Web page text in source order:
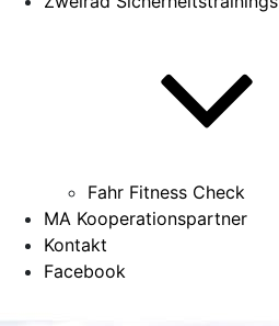
Fahr Fitness Check
MA Kooperationspartner
Kontakt
Facebook